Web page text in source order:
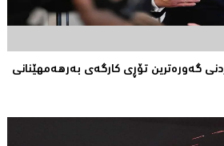
گەورەترین تۆڕى کارگەى بەرهەمهێنانى